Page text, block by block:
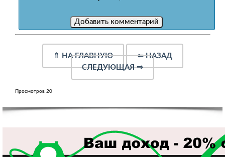
⇑ НА ГЛАВНУЮ ⇐НАЗАД
СЛЕДУЮЩАЯ⇒
Просмотров 20